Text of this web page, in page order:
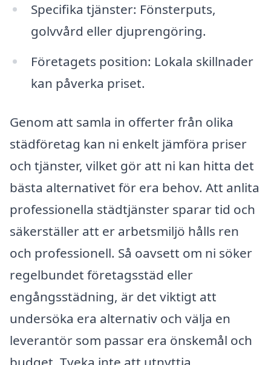
Specifika tjänster: Fönsterputs,
golvvård eller djuprengöring.
Företagets position: Lokala skillnader
kan påverka priset.
Genom att samla in offerter från olika
städföretag kan ni enkelt jämföra priser
och tjänster, vilket gör att ni kan hitta det
bästa alternativet för era behov. Att anlita
professionella städtjänster sparar tid och
säkerställer att er arbetsmiljö hålls ren
och professionell. Så oavsett om ni söker
regelbundet företagsstäd eller
engångsstädning, är det viktigt att
undersöka era alternativ och välja en
leverantör som passar era önskemål och